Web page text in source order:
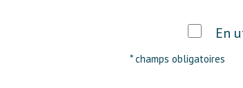
En
* champs obligatoires